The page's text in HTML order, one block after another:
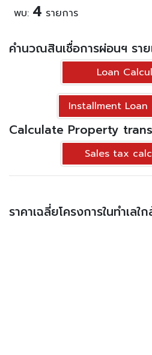
Property type
Price / Sq.M
The Niche ID Rama 2
พบ: 4 รายการ
คำนวณสินเชื่อการผ่อนฯ รา
Loan
Installment
Calculate Property
Sales tax
ราคาเฉลี่ยโครงการในทำเลใ